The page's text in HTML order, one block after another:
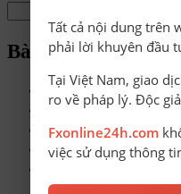
Bài viết mới
Giá vàng hôm nay 7-8
Công ty của Bầu Đức
Giá vàng hôm nay 5-8
VOLUME PROFILE –
Tất cả nội dung trên
phải lời khuyên đầu
Tại Việt Nam, giao
ro về pháp lý. Độc
Fxonline24h.com
việc sử dụng thông